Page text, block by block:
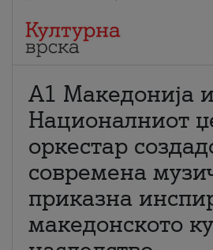
А1 Македонија и
Националниот
оркестар
современа
приказна
македонското